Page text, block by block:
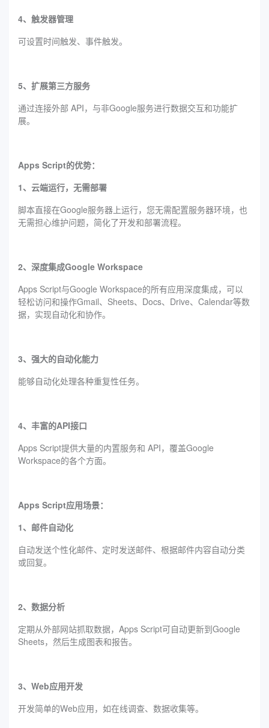
4、触发器管理
可设置时间触发、事件触发。
5、扩展第三方服务
通过连接外部 API，与非Google服务进行数据交互和功能扩
展。
Apps Script的优势：
1、云端运行，无需部署
脚本直接在Google服务器上运行，您无需配置服务器环境，也
无需担心维护问题，简化了开发和部署流程。
2、深度集成Google Workspace
Apps Script与Google Workspace的所有应用深度集成，可以
轻松访问和操作Gmail、Sheets、Docs、Drive、Calendar等数
据，实现自动化和协作。
3、强大的自动化能力
能够自动化处理各种重复性任务。
4、丰富的API接口
Apps Script提供大量的内置服务和 API，覆盖Google
Workspace的各个方面。
Apps Script应用场景：
1、邮件自动化
自动发送个性化邮件、定时发送邮件、根据邮件内容自动分类
或回复。
2、数据分析
定期从外部网站抓取数据，Apps Script可自动更新到Google
Sheets，然后生成图表和报告。
3、Web应用开发
开发简单的Web应用，如在线调查、数据收集等。